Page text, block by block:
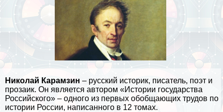
Николай Карамзин – русский историк, писатель, поэт и
прозаик. Он является автором «Истории государства
Российского» – одного из первых обобщающих трудов по
истории России, написанного в 12 томах.